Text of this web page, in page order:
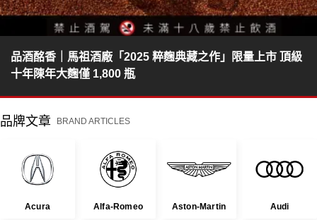
品酒酩香｜馬祖酒廠「2025 粹麴典藏之作」限量上市 頂級
十年陳年大麴僅 1,800 瓶
品牌文章 BRAND ARTICLES
Acura Alfa-Romeo Aston-Martin Audi